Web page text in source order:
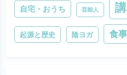
自宅・おうち 芸能人
起源と歴史 陰ヨガ 食事